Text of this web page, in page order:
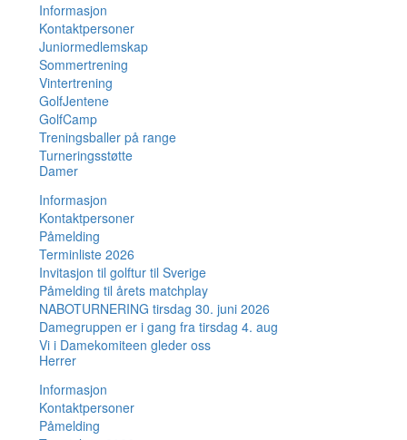
Informasjon
Kontaktpersoner
Juniormedlemskap
Sommertrening
Vintertrening
GolfJentene
GolfCamp
Treningsballer på range
Turneringsstøtte
Damer
Informasjon
Kontaktpersoner
Påmelding
Terminliste 2026
Invitasjon til golftur til Sverige
Påmelding til årets matchplay
NABOTURNERING tirsdag 30. juni 2026
Damegruppen er i gang fra tirsdag 4. aug
Vi i Damekomiteen gleder oss
Herrer
Informasjon
Kontaktpersoner
Påmelding